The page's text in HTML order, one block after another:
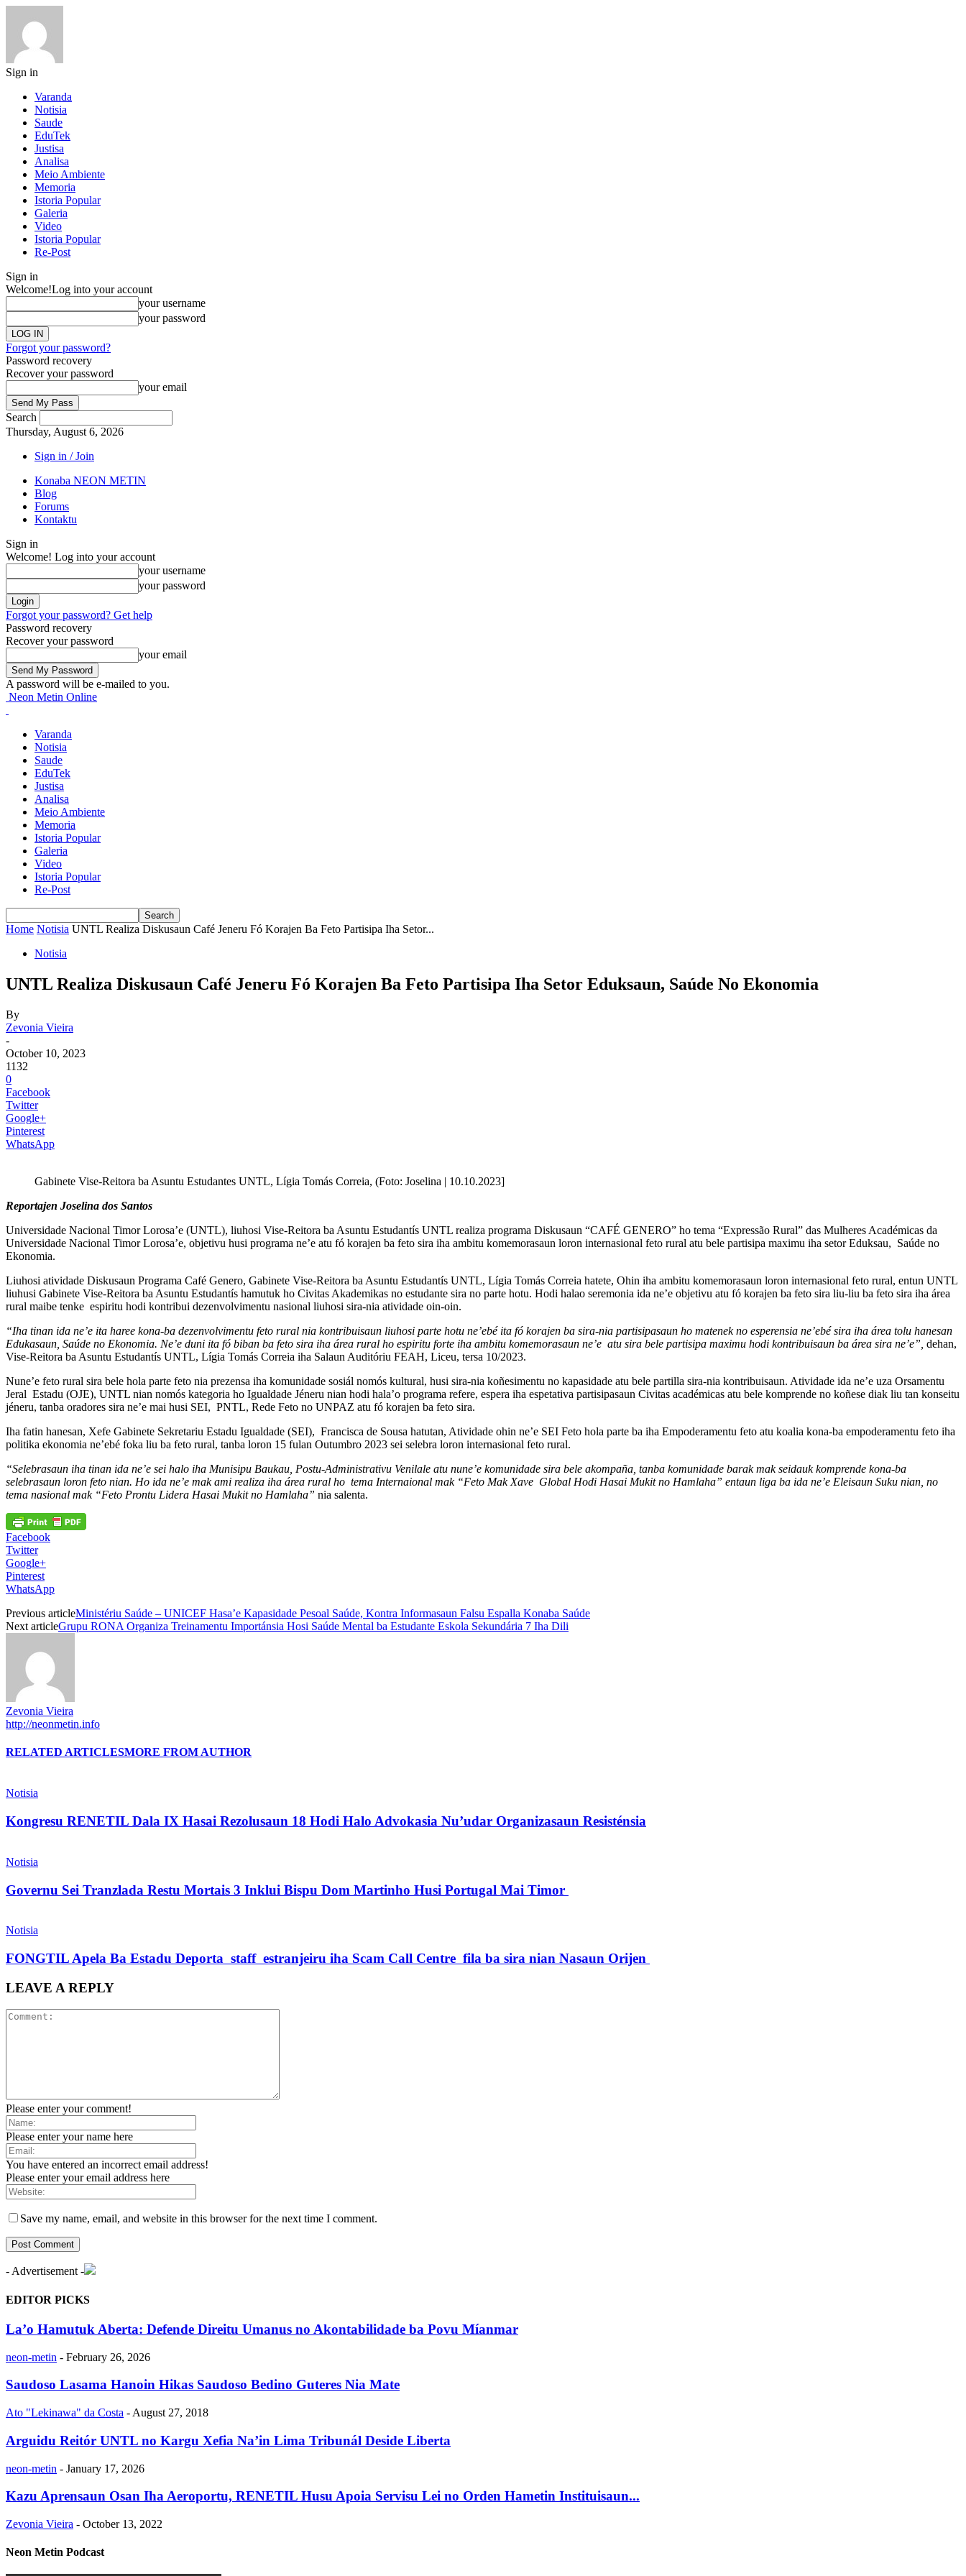
Sign in
Varanda
Notisia
Saude
EduTek
Justisa
Analisa
Meio Ambiente
Memoria
Istoria Popular
Galeria
Video
Istoria Popular
Re-Post
Sign in
Welcome!Log into your account
your username
your password
Forgot your password?
Password recovery
Recover your password
your email
Search
Thursday, August 6, 2026
Sign in / Join
Konaba NEON METIN
Blog
Forums
Kontaktu
Sign in
Welcome! Log into your account
your username
your password
Forgot your password? Get help
Password recovery
Recover your password
your email
A password will be e-mailed to you.
Neon Metin Online
Varanda
Notisia
Saude
EduTek
Justisa
Analisa
Meio Ambiente
Memoria
Istoria Popular
Galeria
Video
Istoria Popular
Re-Post
Home Notisia UNTL Realiza Diskusaun Café Jeneru Fó Korajen Ba Feto Partisipa Iha Setor...
Notisia
UNTL Realiza Diskusaun Café Jeneru Fó Korajen Ba Feto Partisipa Iha Setor Eduksaun, Saúde No Ekonomia
By
Zevonia Vieira
-
October 10, 2023
1132
0
Facebook
Twitter
Google+
Pinterest
WhatsApp
Gabinete Vise-Reitora ba Asuntu Estudantes UNTL, Lígia Tomás Correia, (Foto: Joselina | 10.10.2023]
Reportajen Joselina dos Santos
Universidade Nacional Timor Lorosa’e (UNTL), liuhosi Vise-Reitora ba Asuntu Estudantís UNTL realiza programa Diskusaun “CAFÉ GENERO” ho tema “Expressão Rural” das Mulheres Académicas da
Universidade Nacional Timor Lorosa’e, objetivu husi programa ne’e atu fó korajen ba feto sira iha ambitu komemorasaun loron internasional feto rural atu bele partisipa maximu iha setor Eduksau, Saúde no
Ekonomia.
Liuhosi atividade Diskusaun Programa Café Genero, Gabinete Vise-Reitora ba Asuntu Estudantís UNTL, Lígia Tomás Correia hatete, Ohin iha ambitu komemorasaun loron internasional feto rural, entun UNTL
liuhusi Gabinete Vise-Reitora ba Asuntu Estudantís hamutuk ho Civitas Akademikas no estudante sira no parte hotu. Hodi halao seremonia ida ne’e objetivu atu fó korajen ba feto sira liu-liu ba feto sira iha área
rural maibe tenke espiritu hodi kontribui dezenvolvimentu nasional liuhosi sira-nia atividade oin-oin.
“Iha tinan ida ne’e ita haree kona-ba dezenvolvimentu feto rural nia kontribuisaun liuhosi parte hotu ne’ebé ita fó korajen ba sira-nia partisipasaun ho matenek no esperensia ne’ebé sira iha área tolu hanesan
Edukasaun, Saúde no Ekonomia. Ne’e duni ita fó biban ba feto sira iha área rural ho espiritu forte iha ambitu komemorasaun ne’e atu sira bele partisipa maximu hodi kontribuisaun ba área sira ne’e”, dehan,
Vise-Reitora ba Asuntu Estudantís UNTL, Lígia Tomás Correia iha Salaun Auditóriu FEAH, Liceu, tersa 10/2023.
Nune’e feto rural sira bele hola parte feto nia prezensa iha komunidade sosiál nomós kultural, husi sira-nia koñesimentu no kapasidade atu bele partilla sira-nia kontribuisaun. Atividade ida ne’e uza Orsamentu
Jeral Estadu (OJE), UNTL nian nomós kategoria ho Igualdade Jéneru nian hodi hala’o programa refere, espera iha espetativa partisipasaun Civitas académicas atu bele komprende no koñese diak liu tan konseitu
jéneru, tanba oradores sira ne’e mai husi SEI, PNTL, Rede Feto no UNPAZ atu fó korajen ba feto sira.
Iha fatin hanesan, Xefe Gabinete Sekretariu Estadu Igualdade (SEI), Francisca de Sousa hatutan, Atividade ohin ne’e SEI Feto hola parte ba iha Empoderamentu feto atu koalia kona-ba empoderamentu feto iha
politika ekonomia ne’ebé foka liu ba feto rural, tanba loron 15 fulan Outumbro 2023 sei selebra loron internasional feto rural.
“Selebrasaun iha tinan ida ne’e sei halo iha Munisipu Baukau, Postu-Administrativu Venilale atu nune’e komunidade sira bele akompaña, tanba komunidade barak mak seidauk komprende kona-ba
selebrasaun loron feto nian. Ho ida ne’e mak ami realiza iha área rural ho tema Internaional mak “Feto Mak Xave Global Hodi Hasai Mukit no Hamlaha” entaun liga ba ida ne’e Eleisaun Suku nian, no
tema nasional mak “Feto Prontu Lidera Hasai Mukit no Hamlaha” nia salenta.
Facebook
Twitter
Google+
Pinterest
WhatsApp
Previous articleMinistériu Saúde – UNICEF Hasa’e Kapasidade Pesoal Saúde, Kontra Informasaun Falsu Espalla Konaba Saúde
Next articleGrupu RONA Organiza Treinamentu Importánsia Hosi Saúde Mental ba Estudante Eskola Sekundária 7 Iha Dili
Zevonia Vieira
http://neonmetin.info
RELATED ARTICLESMORE FROM AUTHOR
Notisia
Kongresu RENETIL Dala IX Hasai Rezolusaun 18 Hodi Halo Advokasia Nu’udar Organizasaun Resisténsia
Notisia
Governu Sei Tranzlada Restu Mortais 3 Inklui Bispu Dom Martinho Husi Portugal Mai Timor
Notisia
FONGTIL Apela Ba Estadu Deporta staff estranjeiru iha Scam Call Centre fila ba sira nian Nasaun Orijen
LEAVE A REPLY
Please enter your comment!
Please enter your name here
You have entered an incorrect email address!
Please enter your email address here
Save my name, email, and website in this browser for the next time I comment.
- Advertisement -
EDITOR PICKS
La’o Hamutuk Aberta: Defende Direitu Umanus no Akontabilidade ba Povu Míanmar
neon-metin - February 26, 2026
Saudoso Lasama Hanoin Hikas Saudoso Bedino Guteres Nia Mate
Ato "Lekinawa" da Costa - August 27, 2018
Arguidu Reitór UNTL no Kargu Xefia Na’in Lima Tribunál Deside Liberta
neon-metin - January 17, 2026
Kazu Aprensaun Osan Iha Aeroportu, RENETIL Husu Apoia Servisu Lei no Orden Hametin Instituisaun...
Zevonia Vieira - October 13, 2022
Neon Metin Podcast